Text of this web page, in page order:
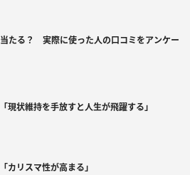
たる？ 実際に使った人の口コミをアンケー
現状維持を手放すと人生が飛躍する」
カリスマ性が高まる」